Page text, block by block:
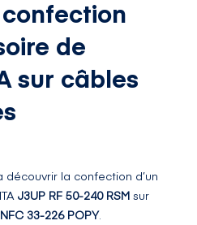
de
sur câbles
la confection d’un
J3UP RF 50-240 RSM sur
33-226 POPY.